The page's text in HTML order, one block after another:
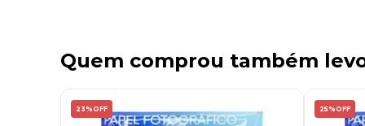
Quem comprou também
23% OFF 25% OFF